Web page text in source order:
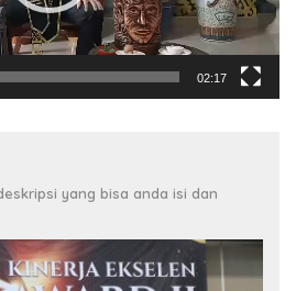
02:17
yang bisa anda isi dan